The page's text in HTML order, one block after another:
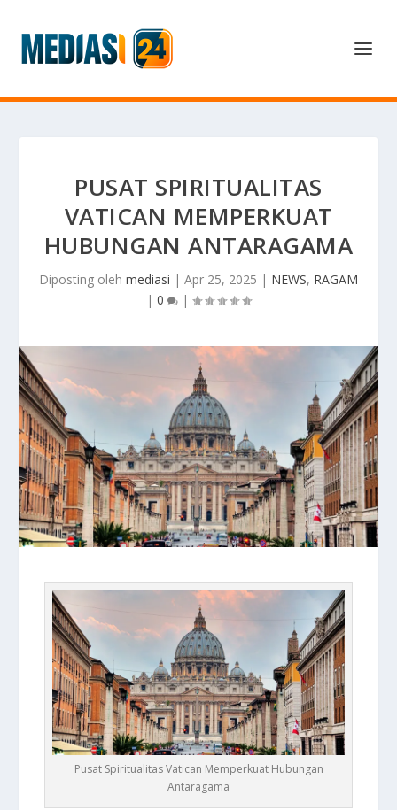
PUSAT SPIRITUALITAS
VATICAN MEMPERKUAT
HUBUNGAN ANTARAGAMA
Diposting oleh mediasi | Apr 25, 2025 | NEWS, RAGAM
| 0 |
Pusat Spiritualitas Vatican Memperkuat Hubungan
Antaragama